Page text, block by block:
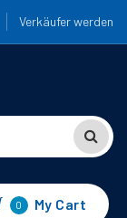
Verkäufer werden
0 My Cart